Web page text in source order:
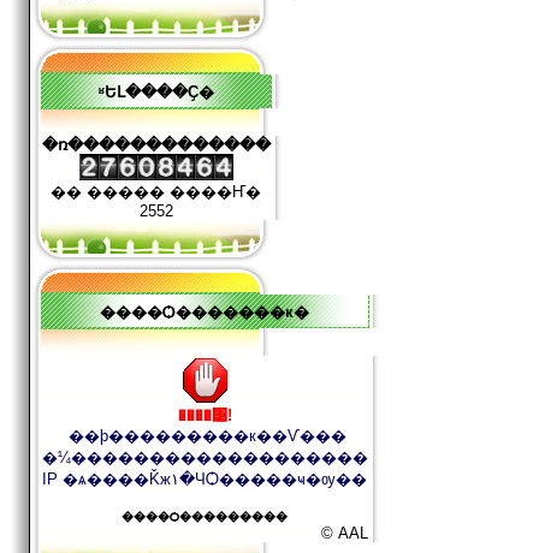
ʶԵԼ����Ҫ�
�ռ�������������
�� ����� ����Ҥ�
2552
����Ѻ�������к�
����͹!
��þ���������к��Ѵ���
�¼�������������������
IP �ѧ����Ǩж١�ЧѺ�����ҹ�ѹ��
����Ѻ���������
© AAL